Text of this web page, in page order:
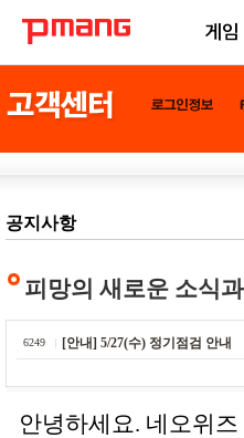
게임
공지사항
피망의 새로운 소식
6249 [안내] 5/27(수) 정기점검 안내
안녕하세요. 네오위